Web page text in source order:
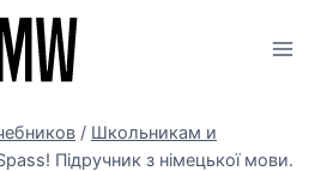
/ Школьникам и
Підручник з німецької мови.